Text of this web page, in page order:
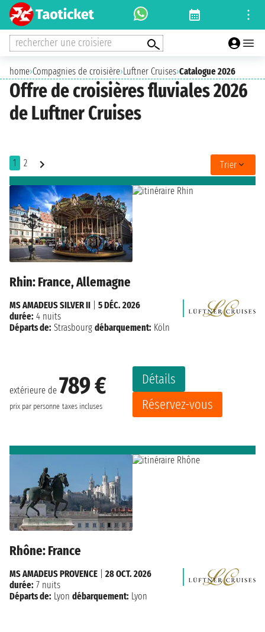
rechercher une croisiere
home›Compagnies de croisière›Luftner Cruises›Catalogue 2026
Offre de croisières fluviales 2026
de Luftner Cruises
1 2 Trier
Rhin: France, Allemagne
extérieure de 789 €
prix par personne taxes incluses
Détails
Réservez-vous
MS AMADEUS SILVER II
5 DÉC. 2026
durée: 4 nuits
Départs de: Strasbourg débarquement: Köln
Rhône: France
MS AMADEUS PROVENCE
28 OCT. 2026
durée: 7 nuits
Départs de: Lyon débarquement: Lyon